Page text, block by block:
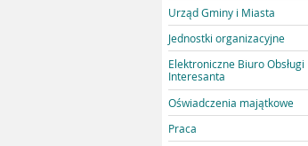
Urząd Gminy i Miasta
Jednostki organizacyjne
Elektroniczne Biuro Obsługi
Interesanta
Oświadczenia majątkowe
Praca